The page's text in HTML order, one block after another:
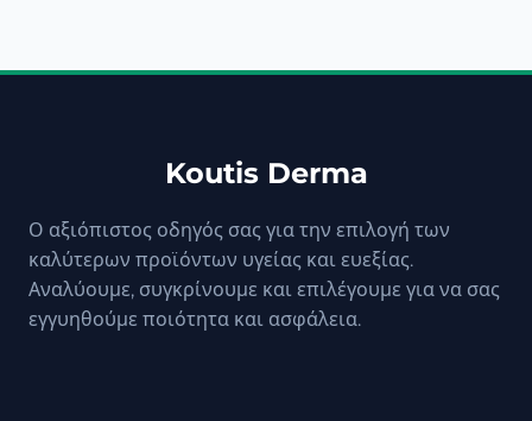
Koutis Derma
Ο αξιόπιστος οδηγός σας για την επιλογή των
καλύτερων προϊόντων υγείας και ευεξίας.
Αναλύουμε, συγκρίνουμε και επιλέγουμε για να σας
εγγυηθούμε ποιότητα και ασφάλεια.